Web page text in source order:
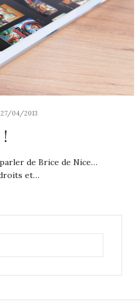
27/04/2013
de Brice de Nice…
et…